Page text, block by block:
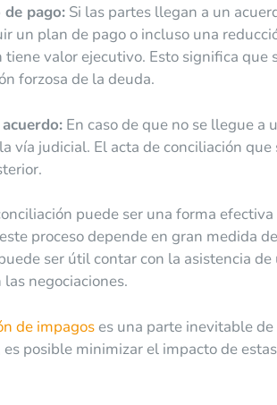
pago: Si las partes llegan a un
un plan de pago o incluso una
tiene valor ejecutivo. Esto significa
forzosa de la deuda.
En caso de que no se llegue a
vía judicial. El acta de conciliación
puede ser una forma
proceso depende en gran medida
ser útil contar con la asistencia
las negociaciones.
de impagos es una parte inevitable
es posible minimizar el impacto de